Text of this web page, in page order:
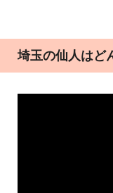
埼玉の仙人はど